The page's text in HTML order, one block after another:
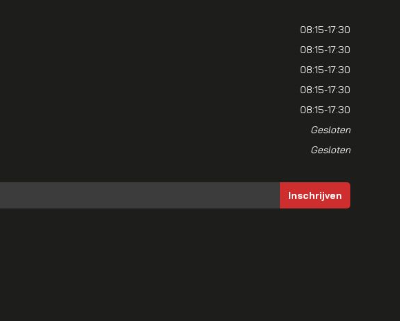
08:15-17:30
08:15-17:30
08:15-17:30
08:15-17:30
08:15-17:30
Gesloten
Gesloten